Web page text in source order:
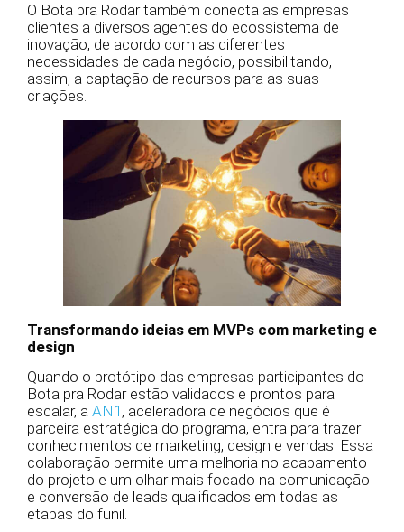
O Bota pra Rodar também conecta as empresas
clientes a diversos agentes do ecossistema de
inovação, de acordo com as diferentes
necessidades de cada negócio, possibilitando,
assim, a captação de recursos para as suas
criações.
Transformando ideias em MVPs com marketing e
design
Quando o protótipo das empresas participantes do
Bota pra Rodar estão validados e prontos para
escalar, a AN1 , aceleradora de negócios que é
parceira estratégica do programa, entra para trazer
conhecimentos de marketing, design e vendas. Essa
colaboração permite uma melhoria no acabamento
do projeto e um olhar mais focado na comunicação
e conversão de leads qualificados em todas as
etapas do funil.